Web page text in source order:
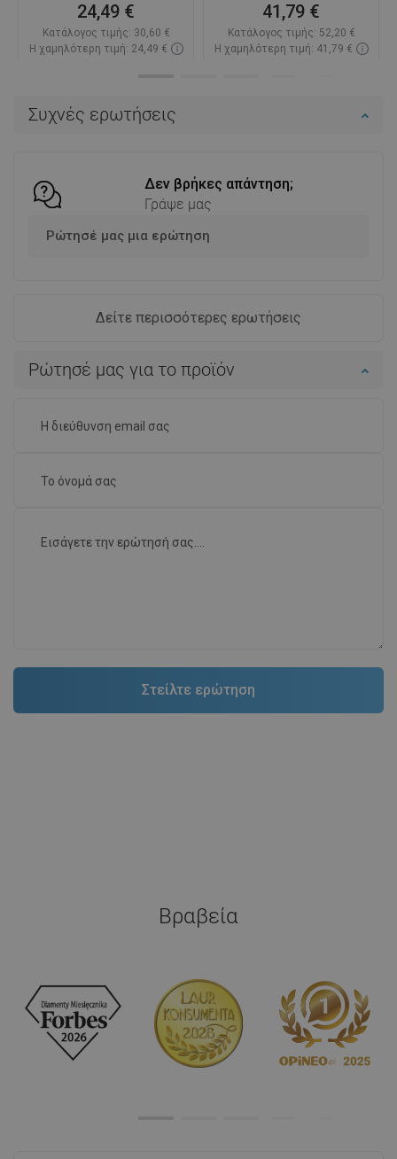
Συχνές ερωτήσεις
Δεν βρήκες απάντηση;
Γράψε μας
Ρώτησέ μας μια ερώτηση
Δείτε περισσότερες ερωτήσεις
Ρώτησέ μας για το προϊόν
24,49 €
Κατάλογος τιμής: 30,60 €
Η χαμηλότερη τιμή: 24,49 €
41,79 €
Κατάλογος τιμής: 52,20 €
Η χαμηλότερη τιμή: 41,79 €
Βραβεία